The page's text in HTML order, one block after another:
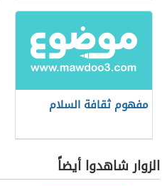
مفهوم ثقافة السلام
الزوار شاهدوا أيضاً